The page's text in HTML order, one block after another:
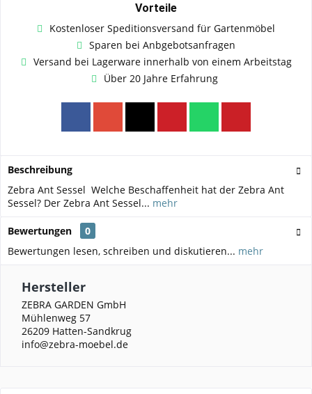
Vorteile
Kostenloser Speditionsversand für Gartenmöbel
Sparen bei Anbgebotsanfragen
Versand bei Lagerware innerhalb von einem Arbeitstag
Über 20 Jahre Erfahrung
Beschreibung
Zebra Ant Sessel Welche Beschaffenheit hat der Zebra Ant
Sessel? Der Zebra Ant Sessel... mehr
Bewertungen
0
Bewertungen lesen, schreiben und diskutieren... mehr
Hersteller
ZEBRA GARDEN GmbH
Mühlenweg 57
26209 Hatten-Sandkrug
info@zebra-moebel.de